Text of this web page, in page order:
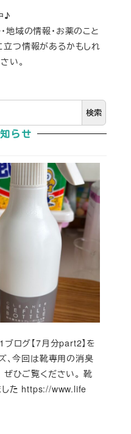
♪
地域の情報・お薬のこと
立つ情報があるかもしれ
い。
検索
らせ
ログ【7月分part2】を
、今回は靴専用の消臭
ひご覧ください。 靴
した https://www.life